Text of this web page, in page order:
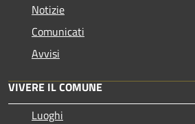
Notizie
Comunicati
Avvisi
VIVERE IL COMUNE
Luoghi